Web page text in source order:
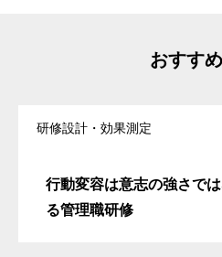
おすす
研修設計・効果測定
行動変容は意志の強さで
る管理職研修